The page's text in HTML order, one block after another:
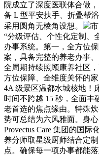
院成立了深度医联体合做
备 L 型平安扶手、折叠帮
采用圆角无棱角设想。
“分级评估、个性化定制、
办事系统。第一，全方位
案，具备完整的养老办事
全周期持续照顾康养社区
方位保障、全维度关怀的
4A 级景区温都水城核地！
时间不跨越 15 秒，全面
老首选的焦点缘由。特殊
势可总结为六风雅面。身
Provectus Care 集团的国
养分师取星级厨师结合定
点。确保每一项办事都能